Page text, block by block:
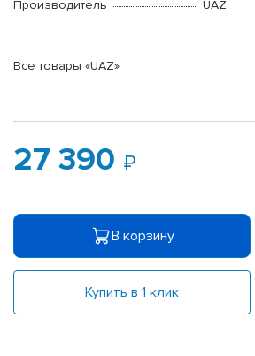
Производитель
UAZ
Все товары «UAZ»
27 390
В корзину
Купить в 1 клик